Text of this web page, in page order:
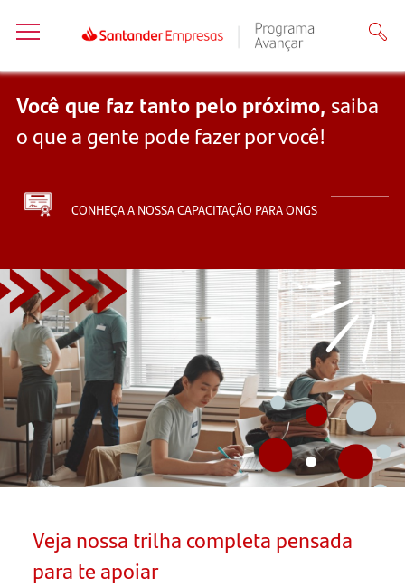
Você que faz tanto pelo próximo, saiba
o que a gente pode fazer por você!
CONHEÇA A NOSSA CAPACITAÇÃO PARA ONGS
Veja nossa trilha completa pensada
para te apoiar